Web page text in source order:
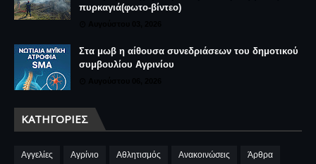
πυρκαγιά(φωτο-βίντεο)
Στα μωβ η αίθουσα συνεδριάσεων του δημοτικού
συμβουλίου Αγρινίου
ΚΑΤΗΓΟΡΊΕΣ
Αγγελίες Αγρίνιο Αθλητισμός Ανακοινώσεις Άρθρα